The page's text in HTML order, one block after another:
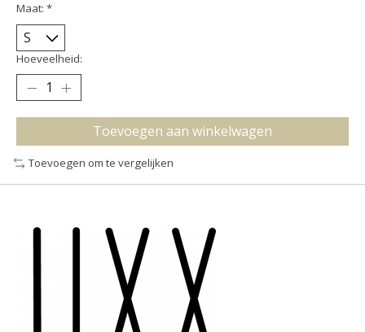
Maat: *
Hoeveelheid:
Toevoegen aan winkelwagen
Toevoegen om te vergelijken